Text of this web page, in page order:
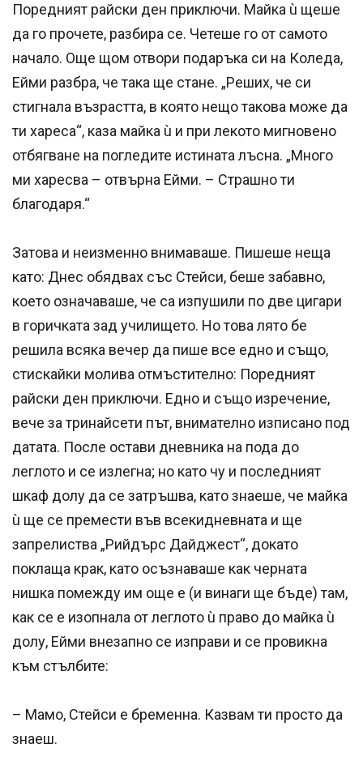
Поредният райски ден приключи. Майка ù щеше
да го прочете, разбира се. Четеше го от самото
начало. Още щом отвори подаръка си на Коледа,
Ейми разбра, че така ще стане. „Реших, че си
стигнала възрастта, в която нещо такова може да
ти хареса“, каза майка ù и при лекото мигновено
отбягване на погледите истината лъсна. „Много
ми харесва – отвърна Ейми. – Страшно ти
благодаря.“
Затова и неизменно внимаваше. Пишеше неща
като: Днес обядвах със Стейси, беше забавно,
което означаваше, че са изпушили по две цигари
в горичката зад училището. Но това лято бе
решила всяка вечер да пише все едно и също,
стискайки молива отмъстително: Поредният
райски ден приключи. Едно и също изречение,
вече за тринайсети път, внимателно изписано под
датата. После остави дневника на пода до
леглото и се излегна; но като чу и последният
шкаф долу да се затръшва, като знаеше, че майка
ù ще се премести във всекидневната и ще
запрелиства „Рийдърс Дайджест“, докато
поклаща крак, като осъзнаваше как черната
нишка помежду им още е (и винаги ще бъде) там,
как се е изопнала от леглото ù право до майка ù
долу, Ейми внезапно се изправи и се провикна
към стълбите:
– Мамо, Стейси е бременна. Казвам ти просто да
знаеш.